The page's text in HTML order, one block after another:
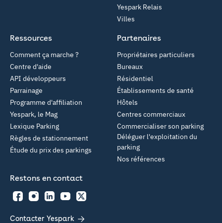
Yespark Relais
Villes
Partenaires
Propriétaires particuliers
Bureaux
Résidentiel
Établissements de santé
Hôtels
Centres commerciaux
Commercialiser son parking
Déléguer l'exploitation du
parking
Nos références
Ressources
Comment ça marche ?
Centre d'aide
API développeurs
Parrainage
Programme d'affiliation
Yespark, le Mag
Lexique Parking
Règles de stationnement
Étude du prix des parkings
Restons en contact
FacebookInstagramLinkedInYouTubeTwitter
Contacter Yespark